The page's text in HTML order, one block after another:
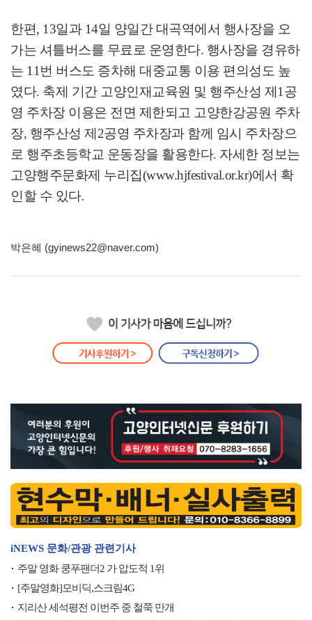
한편, 13일과 14일 양일간 대곡역에서 행사장을 오
가는 셔틀버스를 무료로 운영한다. 행사장을 경유하
는 11번 버스도 증차해 대중교통 이용 편의성도 높
였다. 축제 기간 고양인재교육원 및 행주산성 제 1공
영 주차장 이용은 전면 제한되고 고양한강공원 주차
장, 행주산성 제 2공영 주차장과 함께 임시 주차장으
로 행주초등학교 운동장을 활용한다. 자세한 정보는
고양행주문화제 누리집(www.hjfestival.or.kr)에서 확
인할 수 있다.
박은혜 (gyinews22@naver.com)
iNEWS 문화/관광 관련기사
주말 영화 쿵푸팬더2 가 압도적 1위
[주말영화]모비딕,스크림4G
지리산 세석평전 이번주 중 철쭉 만개